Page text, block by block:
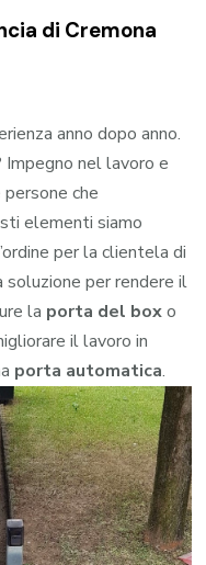
di Cremona
anno dopo anno.
nel lavoro e
che
elementi siamo
per la clientela di
per rendere il
la porta del boxo
il lavoro in
porta automatica.